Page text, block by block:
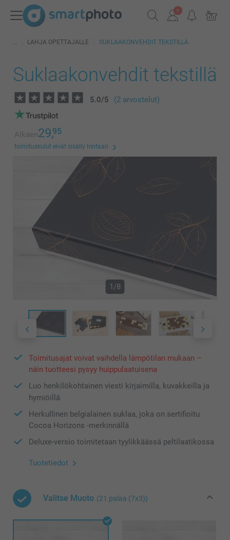
LAHJA OPETTAJALLE SUKLAAKONVEHDIT TEKSTILLÄ
Suklaakonvehdit tekstillä
5.0/5 (2 arvostelut)
Alkaen29,95
toimituskulut eivät sisälly hintaan
1/8
Toimitusajat voivat vaihdella lämpötilan mukaan –
näin tuotteesi pysyy huippulaatuisena
Luo henkilökohtainen viesti kirjaimilla, kuvakkeilla ja
hymiöillä
Herkullinen belgialainen suklaa, joka on sertifioitu
Cocoa Horizons -merkinnällä
Deluxe-versio toimitetaan tyylikkäässä peltilaatikossa
Tuotetiedot
Valitse Muoto (21 palaa (7x3))